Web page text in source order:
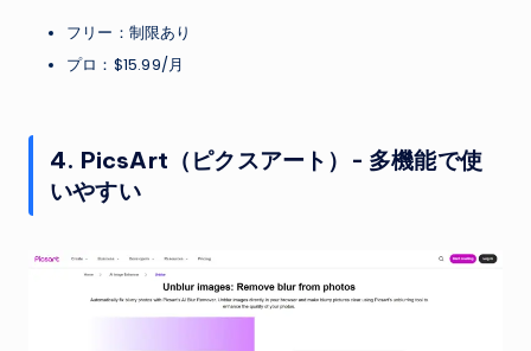
フリー：制限あり
プロ：$15.99/月
4. PicsArt（ピクスアート）- 多機能で使
いやすい